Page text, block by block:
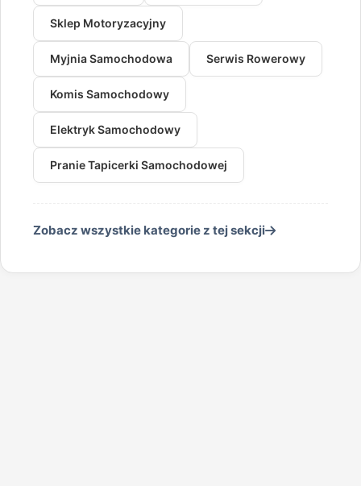
Sklep Motoryzacyjny
Myjnia Samochodowa Serwis Rowerowy
Komis Samochodowy
Elektryk Samochodowy
Pranie Tapicerki Samochodowej
Zobacz wszystkie kategorie z tej sekcji